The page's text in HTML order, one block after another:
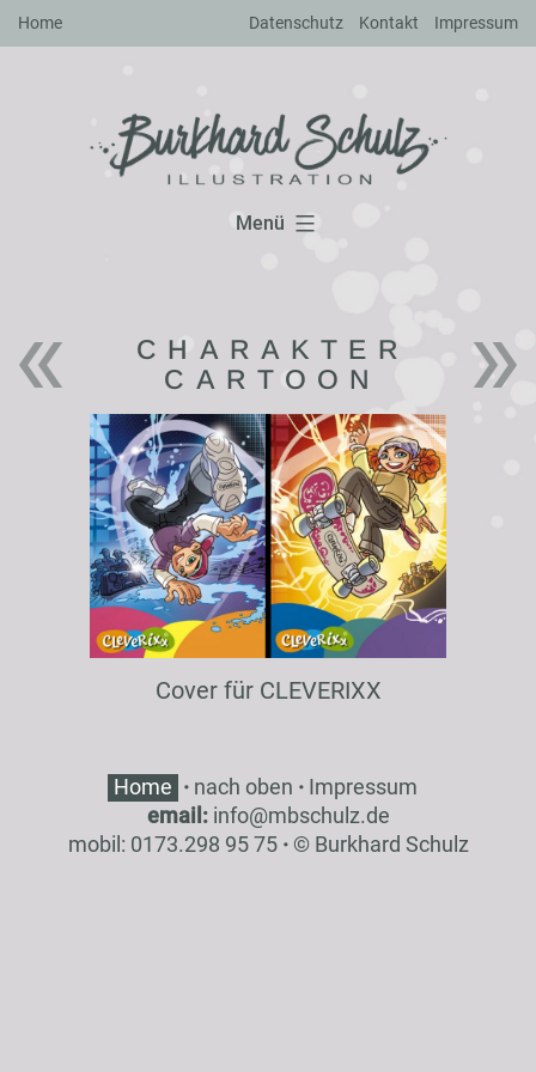
Zum
Home Datenschutz Kontakt Impressum
Menü
CHARAKTER
CARTOON
Cover für CLEVERIXX
Home · nach oben · Impressum
email: info@mbschulz.de
mobil: 0173.298 95 75 · © Burkhard Schulz